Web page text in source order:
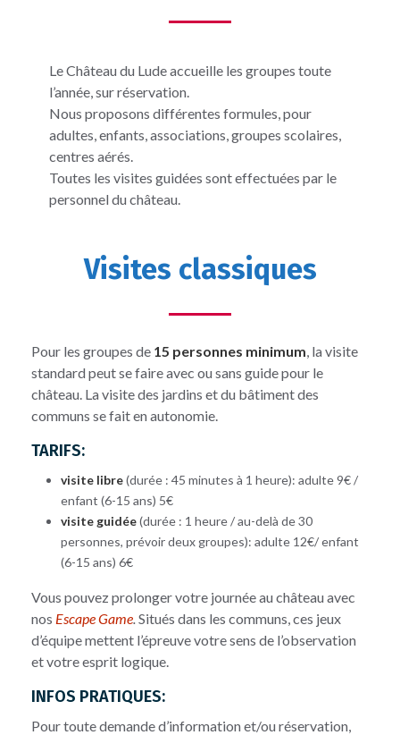
Le Château du Lude accueille les groupes toute
l’année, sur réservation.
Nous proposons différentes formules, pour
adultes, enfants, associations, groupes scolaires,
centres aérés.
Toutes les visites guidées sont effectuées par le
personnel du château.
Visites classiques
Pour les groupes de 15 personnes minimum, la visite
standard peut se faire avec ou sans guide pour le
château. La visite des jardins et du bâtiment des
communs se fait en autonomie.
TARIFS:
visite libre(durée : 45 minutes à 1 heure): adulte 9€ /
enfant (6-15 ans) 5€
visite guidée(durée : 1 heure / au-delà de 30
personnes, prévoir deux groupes): adulte 12€/ enfant
(6-15 ans) 6€
Vous pouvez prolonger votre journée au château avec
nos Escape Game.Situés dans les communs, ces jeux
d’équipe mettent l’épreuve votre sens de l’observation
et votre esprit logique.
INFOS PRATIQUES:
Pour toute demande d’information et/ou réservation,